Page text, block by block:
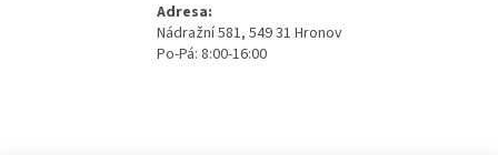
Adresa:
Nádražní 581, 549 31 Hronov
Po-Pá: 8:00-16:00